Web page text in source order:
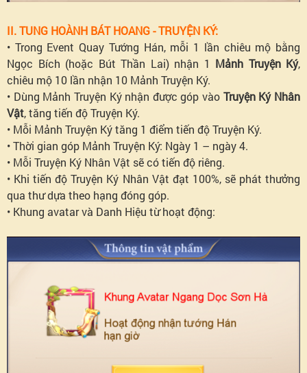
II. TUNG HOÀNH BÁT HOANG - TRUYỆN KÝ:
• Trong Event Quay Tướng Hán, mỗi 1 lần chiêu mộ bằng
Ngọc Bích (hoặc Bút Thần Lai) nhận 1 Mảnh Truyện Ký,
chiêu mộ 10 lần nhận 10 Mảnh Truyện Ký.
• Dùng Mảnh Truyện Ký nhận được góp vào Truyện Ký Nhân
Vật, tăng tiến độ Truyện Ký.
• Mỗi Mảnh Truyện Ký tăng 1 điểm tiến độ Truyện Ký.
• Thời gian góp Mảnh Truyện Ký: Ngày 1 – ngày 4.
• Mỗi Truyện Ký Nhân Vật sẽ có tiến độ riêng.
• Khi tiến độ Truyện Ký Nhân Vật đạt 100%, sẽ phát thưởng
qua thư dựa theo hạng đóng góp.
• Khung avatar và Danh Hiệu từ hoạt động: